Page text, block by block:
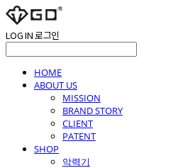
LOG IN로그인
HOME
ABOUT US
MISSION
BRAND STORY
CLIENT
PATENT
SHOP
악력기